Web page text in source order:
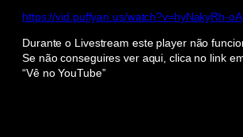
https://vid.puffyan.us/watch?v=hyNakyRh-oA
Durante o Livestream este player não
Se não conseguires ver aqui, clica no link
“Vê no YouTube”